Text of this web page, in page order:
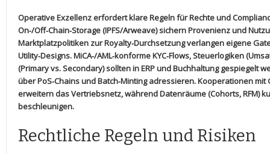
Operative Exzellenz erfordert klare Regeln für Rechte und
On‑/Off‑Chain‑Storage ​(IPFS/Arweave)⁤ sichern Provenienz und⁤
Marktplatzpolitiken zurRoyalty‑Durchsetzungverlangen‌ eigene
Utility‑Designs.MiCA‑/AML‑konforme ​KYC‑Flows, Steuerlogiken
(Primary vs. Secondary) sollten in ERP ⁣und ⁢Buchhaltung gespiegelt
überPoS‑ChainsundBatch‑Mintingadressieren. Kooperationen mit
erweitern das Vertriebsnetz, währendDatenräume (Cohorts, RFM)
beschleunigen.
Rechtliche Regeln und Risiken